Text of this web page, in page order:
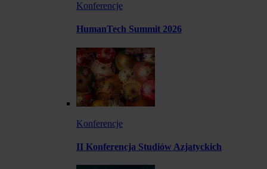
Konferencje
HumanTech Summit 2026
Konferencje
II Konferencja Studiów Azjatyckich